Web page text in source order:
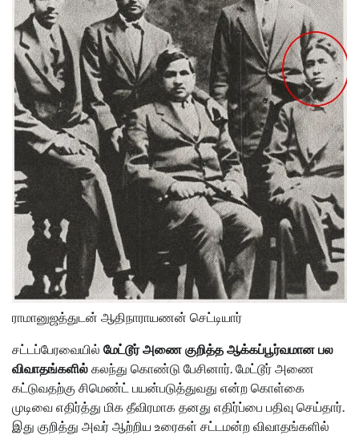
ராமானுஜத்துடன் ஆதிநாராயணன் செட்டியார்
சட்டப்பேரவையில் மேட்டூர் அணை குறித்த ஆக்கப்பூர்வமான பல
விவாதங்களில் கலந்து கொண்டு பேசினார். மேட்டூர் அணை
கட்டுவதற்கு சிமெண்ட் பயன்படுத்துவது என்ற கொள்கை
முடிவை எதிர்த்து மிக தீவிரமாக தனது எதிர்ப்பை பதிவு செய்தார்.
இது குறித்து அவர் ஆற்றிய உரைகள் சட்டமன்ற விவாதங்களில்